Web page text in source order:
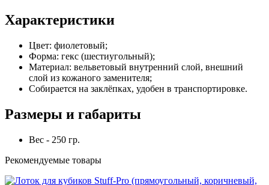
Характеристики
Цвет: фиолетовый;
Форма: гекс (шестиугольный);
Материал: вельветовый внутренний слой, внешний
слой из кожаного заменителя;
Собирается на заклёпках, удобен в транспортировке.
Размеры и габариты
Вес - 250 гр.
Рекомендуемые товары